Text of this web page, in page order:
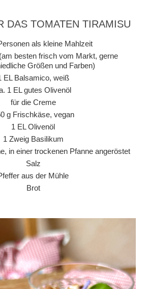
DAS TOMATEN TIRAMISU
als kleine Mahlzeit
besten frisch vom Markt, gerne
Größen und Farben)
EL Balsamico, weiß
1 EL gutes Olivenöl
für die Creme
g Frischkäse, vegan
1 EL Olivenöl
1 Zweig Basilikum
in einer trockenen Pfanne angeröstet
Salz
aus der Mühle
Brot